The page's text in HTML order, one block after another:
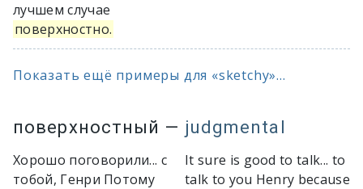
лучшем случае
поверхностно.
Показать ещё примеры для «sketchy»...
поверхностный — judgmental
Хорошо поговорили... с
тобой, Генри Потому
It sure is good to talk... to
talk to you Henry because